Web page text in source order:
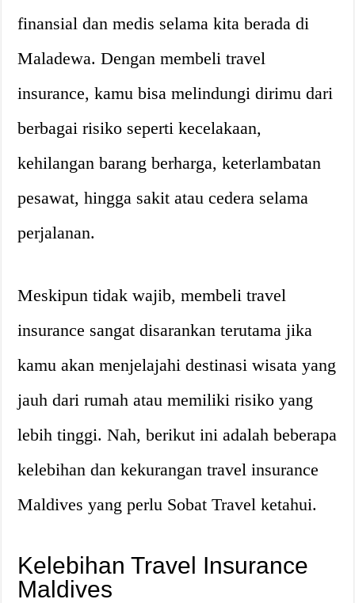
finansial dan medis selama kita berada di
Maladewa. Dengan membeli travel
insurance, kamu bisa melindungi dirimu dari
berbagai risiko seperti kecelakaan,
kehilangan barang berharga, keterlambatan
pesawat, hingga sakit atau cedera selama
perjalanan.
Meskipun tidak wajib, membeli travel
insurance sangat disarankan terutama jika
kamu akan menjelajahi destinasi wisata yang
jauh dari rumah atau memiliki risiko yang
lebih tinggi. Nah, berikut ini adalah beberapa
kelebihan dan kekurangan travel insurance
Maldives yang perlu Sobat Travel ketahui.
Kelebihan Travel Insurance
Maldives